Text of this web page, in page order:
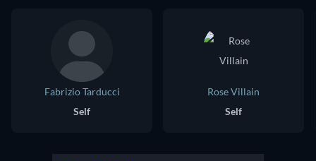
Fabrizio Tarducci
Self
Rose Villain
Self